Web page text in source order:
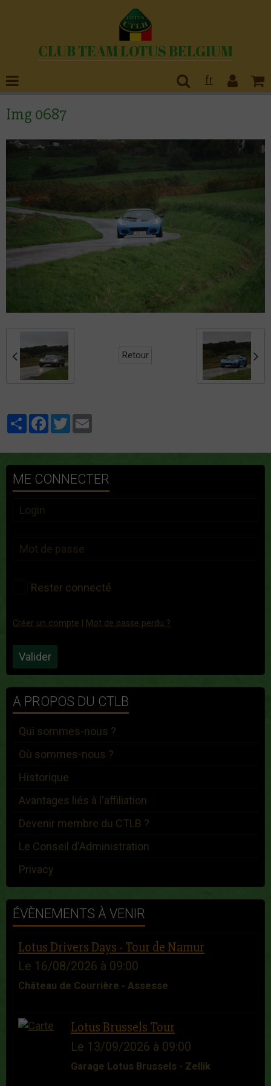
CLUB TEAM LOTUS BELGIUM
fr
Img 0687
Retour
PartagerFacebook
Twitter
ME CONNECTER
Rester connecté
Créer un compte Mot de passe perdu ?
Valider
A PROPOS DU CTLB
Qui sommes-nous ?
Où sommes-nous ?
Historique
Avantages liés à l'affiliation
Devenir membre du CTLB ?
Le Conseil d'Administration
Privacy
ÉVÈNEMENTS À VENIR
Lotus Drivers Days - Tour de Namur
Le 16/08/2026 à 09:00
Château de Courrière - Assesse
Lotus Brussels Tour
Le 13/09/2026 à 09:00
Garage Lotus Brussels - Zellik